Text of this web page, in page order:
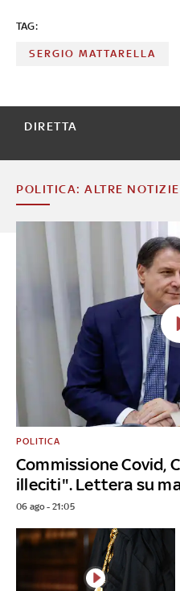
TAG:
SERGIO MATTARELLA
DIRETTA
POLITICA: ALTRE NOTIZIE
Commissione Covid,
illeciti". Lettera su
POLITICA
06 ago - 21:05